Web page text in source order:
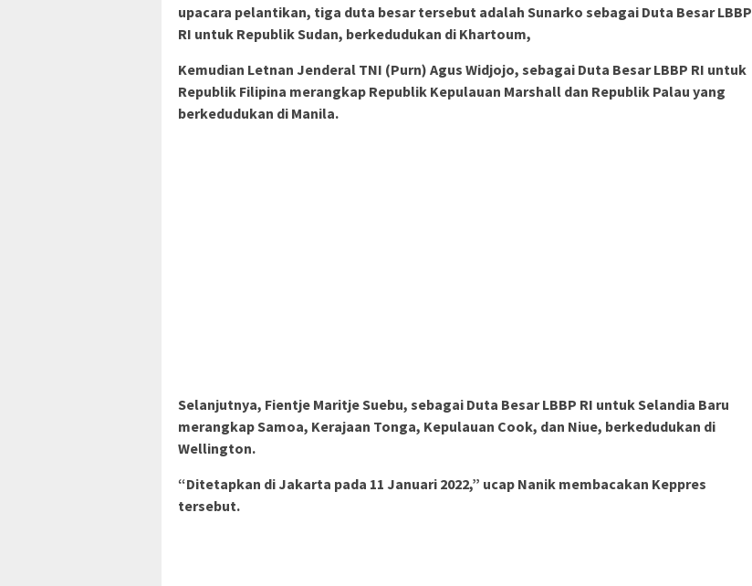
upacara pelantikan, tiga duta besar tersebut adalah Sunarko sebagai Duta Besar LBBP
RI untuk Republik Sudan, berkedudukan di Khartoum,
Kemudian Letnan Jenderal TNI (Purn) Agus Widjojo, sebagai Duta Besar LBBP RI untuk
Republik Filipina merangkap Republik Kepulauan Marshall dan Republik Palau yang
berkedudukan di Manila.
Selanjutnya, Fientje Maritje Suebu, sebagai Duta Besar LBBP RI untuk Selandia Baru
merangkap Samoa, Kerajaan Tonga, Kepulauan Cook, dan Niue, berkedudukan di
Wellington.
“Ditetapkan di Jakarta pada 11 Januari 2022,” ucap Nanik membacakan Keppres
tersebut.